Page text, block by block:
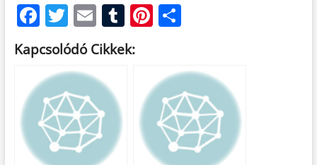
F
ac
e
b
o
o
k
T
w
itt
er
E
m
ail
T
u
m
Pi
es
O
m
e
g
Kapcsolódó Cikkek: